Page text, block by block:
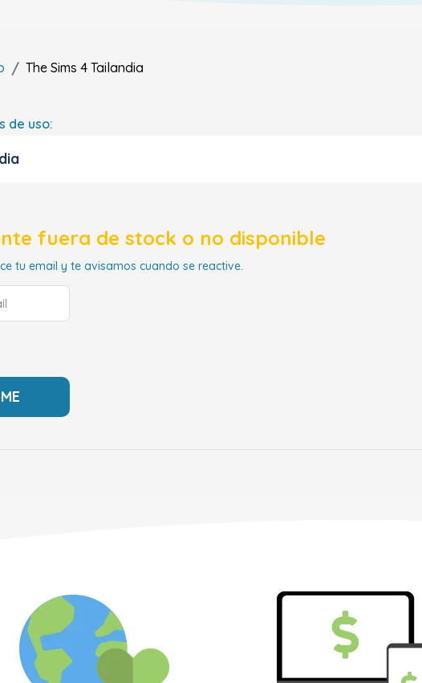
The Sims 4 Tailandia
de uso:
fuera de stock o no disponible
tu email y te avisamos cuando se reactive.